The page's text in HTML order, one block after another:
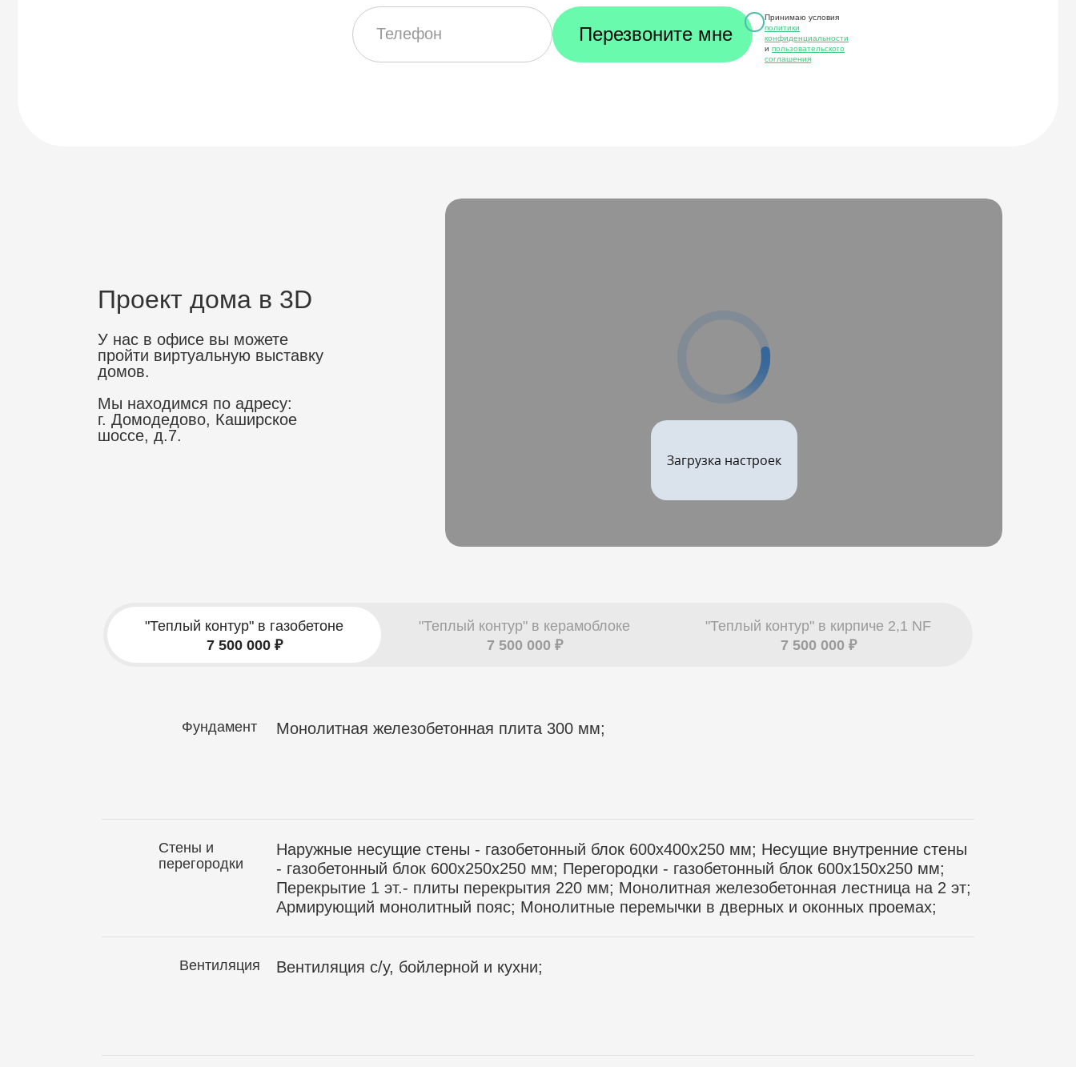
Принимаю условия
политики
конфиденциальности
и пользовательского
соглашения
Проект дома в 3D
У нас в офисе вы можете
пройти виртуальную выставку
домов.
Мы находимся по адресу:
г. Домодедово, Каширское
шоссе, д.7.
Загрузка настроек
"Теплый контур" в газобетоне
7 500 000 ₽
"Теплый контур" в керамоблоке
7 500 000 ₽
"Теплый контур" в кирпиче 2,1 NF
7 500 000 ₽
Фундамент Монолитная железобетонная плита 300 мм;
Стены и
перегородки
Наружные несущие стены - газобетонный блок 600х400х250 мм; Несущие внутренние стены
- газобетонный блок 600х250х250 мм; Перегородки - газобетонный блок 600х150х250 мм;
Перекрытие 1 эт.- плиты перекрытия 220 мм; Монолитная железобетонная лестница на 2 эт;
Армирующий монолитный пояс; Монолитные перемычки в дверных и оконных проемах;
Вентиляция Вентиляция с/у, бойлерной и кухни;